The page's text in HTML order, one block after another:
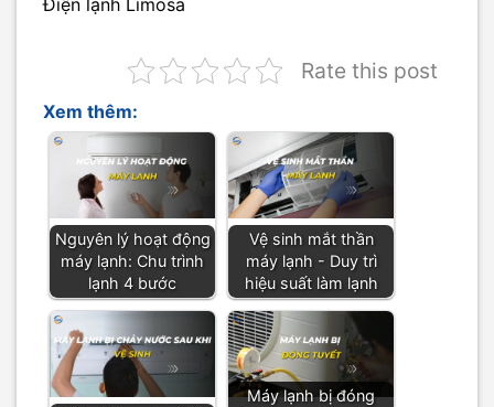
Điện lạnh Limosa
Rate this post
Xem thêm:
Nguyên lý hoạt động
máy lạnh: Chu trình
lạnh 4 bước
Vệ sinh mắt thần
máy lạnh - Duy trì
hiệu suất làm lạnh
Máy lạnh bị đóng